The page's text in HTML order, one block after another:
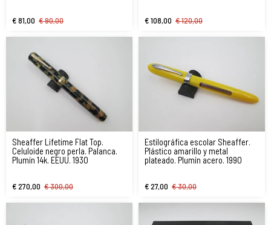
€ 81,00 € 90,00 € 108,00 € 120,00
Sheaffer Lifetime Flat Top.
Celuloide negro perla. Palanca.
Plumín 14k. EEUU. 1930
€ 270,00 € 300,00
Estilográfica escolar Sheaffer.
Plástico amarillo y metal
plateado. Plumín acero. 1990
€ 27,00 € 30,00